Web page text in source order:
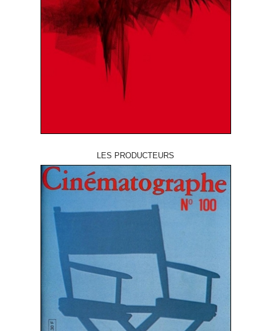
LES PRODUCTEURS